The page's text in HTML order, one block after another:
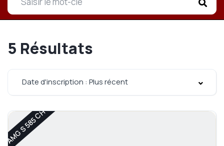
5 Résultats
Date d'inscription : Plus récent
AMG S 585 CH